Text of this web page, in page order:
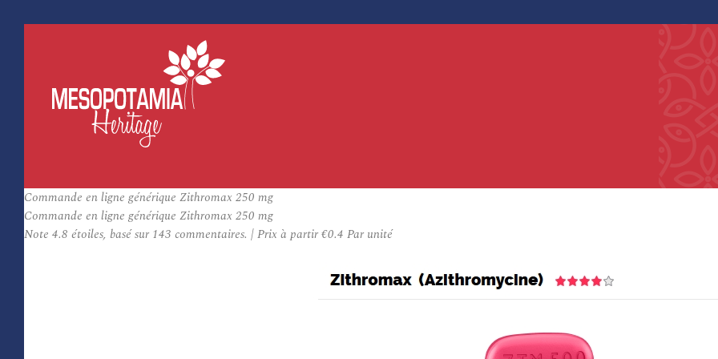
Commande en ligne générique Zithromax 250 mg
Commande en ligne générique Zithromax 250 mg
Note 4.8 étoiles, basé sur 143 commentaires. |Prix à partir€0.4 Par unité